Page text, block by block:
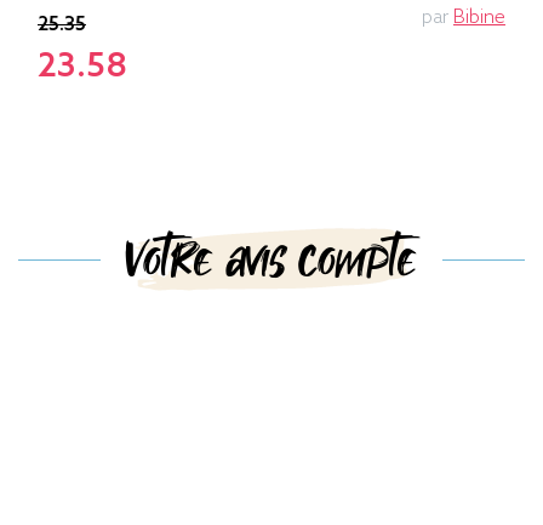
25.35
23.58
par Bibine
Votre avis compte